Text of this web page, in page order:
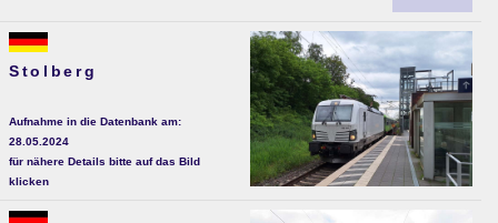
Stolberg
Aufnahme in die Datenbank am:
28.05.2024
für nähere Details bitte auf das Bild
klicken